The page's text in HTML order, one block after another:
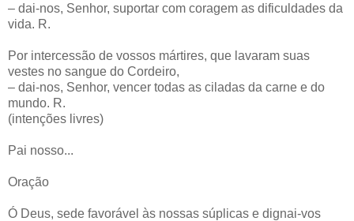
– dai-nos, Senhor, suportar com coragem as dificuldades da
vida. R.
Por intercessão de vossos mártires, que lavaram suas
vestes no sangue do Cordeiro,
– dai-nos, Senhor, vencer todas as ciladas da carne e do
mundo. R.
(intenções livres)
Pai nosso...
Oração
Ó Deus, sede favorável às nossas súplicas e dignai-vos